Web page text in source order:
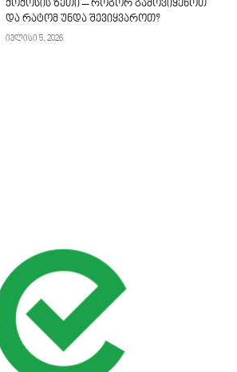
ქოქოსის ზეთი – როგორ გამოვიყენოთ
და რატომ უნდა შევიყვაროთ?
ივლისი 5, 2026